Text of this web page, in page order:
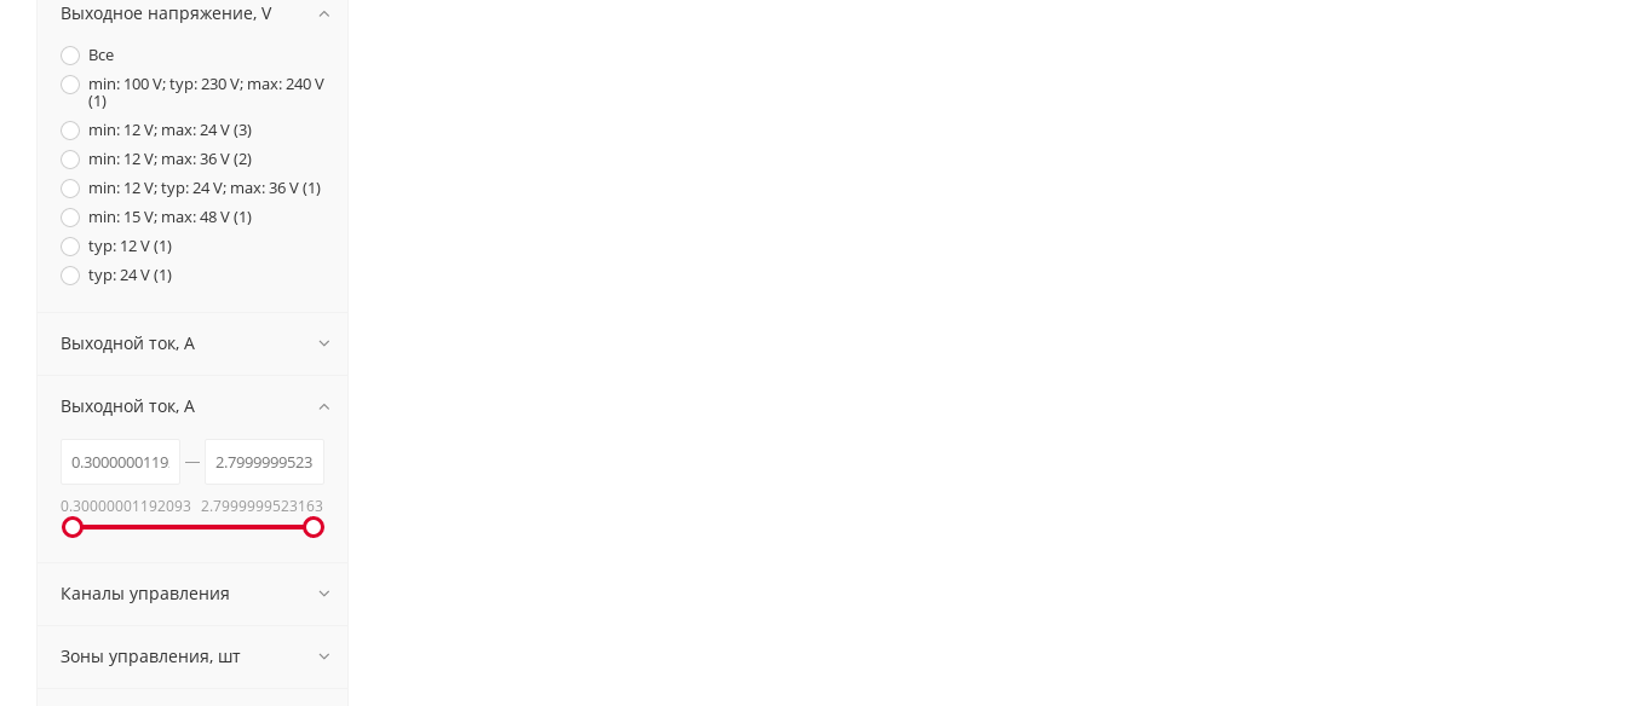
Выходное напряжение, V
Все
min: 100 V; typ: 230 V; max: 240 V
(1)
min: 12 V; max: 24 V (3)
min: 12 V; max: 36 V (2)
min: 12 V; typ: 24 V; max: 36 V (1)
min: 15 V; max: 48 V (1)
typ: 12 V (1)
typ: 24 V (1)
Выходной ток, A
Выходной ток, A
0.30000001192093 2.7999999523163
Каналы управления
Зоны управления, шт